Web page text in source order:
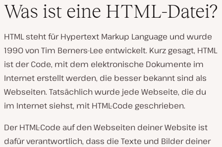
Was ist eine HTML-Datei?
HTML steht für Hypertext Markup Language und wurde
1990 von Tim Berners-Lee entwickelt. Kurz gesagt, HTML
ist der Code, mit dem elektronische Dokumente im
Internet erstellt werden, die besser bekannt sind als
Webseiten. Tatsächlich wurde jede Webseite, die du
im Internet siehst, mit HTML-Code geschrieben.
Der HTML-Code auf den Webseiten deiner Website ist
dafür verantwortlich, dass die Texte und Bilder deiner